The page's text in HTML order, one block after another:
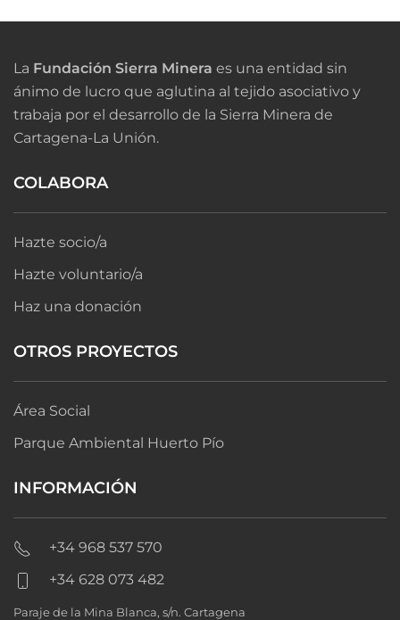
La Fundación Sierra Minera es una entidad sin
ánimo de lucro que aglutina al tejido asociativo y
trabaja por el desarrollo de la Sierra Minera de
Cartagena-La Unión.
COLABORA
Hazte socio/a
Hazte voluntario/a
Haz una donación
OTROS PROYECTOS
Área Social
Parque Ambiental Huerto Pío
INFORMACIÓN
+34 968 537 570
+34 628 073 482
Paraje de la Mina Blanca, s/n. Cartagena